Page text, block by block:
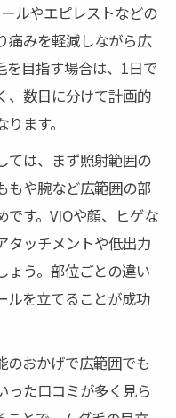
ルやエピレストなどの
痛みを軽減しながら広
を目指す場合は、1日で
、数日に分けて計画的
ます。
ては、まず照射範囲の
もや腕など広範囲の部
す。VIOや顔、ヒゲな
タッチメントや低出力
ょう。部位ごとの違い
ルを立てることが成功
のおかげで広範囲でも
った口コミが多く見ら